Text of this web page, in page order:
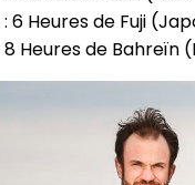
6 Heures de Fuji
Heures de Bahreïn